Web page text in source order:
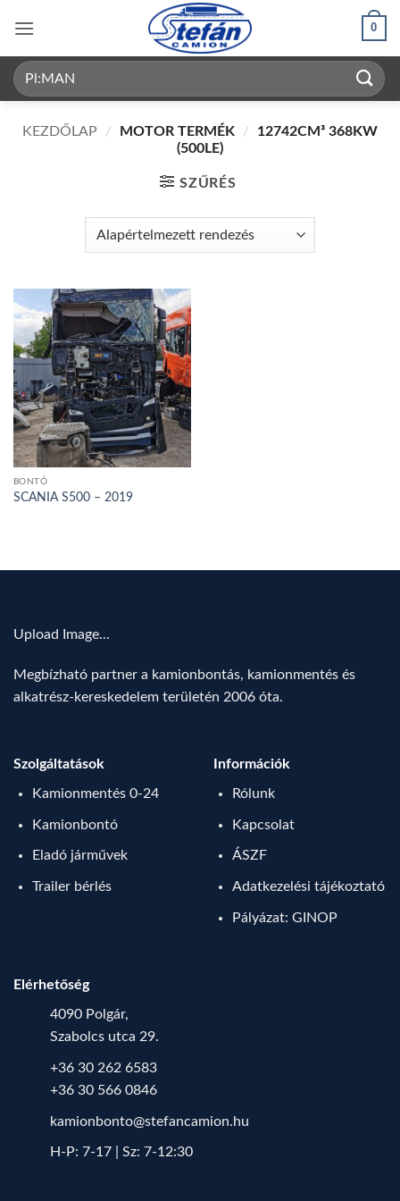
content
0
Keresés
a
KEZDŐLAP / MOTOR TERMÉK /
12742CM³ 368KW
(500LE)
SZŰRÉS
BONTÓ
SCANIA S500 – 2019
Upload Image...
Megbízható partner a kamionbontás, kamionmentés és
alkatrész-kereskedelem területén 2006 óta.
Szolgáltatások
Kamionmentés 0-24
Kamionbontó
Eladó járművek
Trailer bérlés
Információk
Rólunk
Kapcsolat
ÁSZF
Adatkezelési tájékoztató
Pályázat: GINOP
Elérhetőség
4090 Polgár,
Szabolcs utca 29.
+36 30 262 6583
+36 30 566 0846
kamionbonto@stefancamion.hu
H-P: 7-17 | Sz: 7-12:30